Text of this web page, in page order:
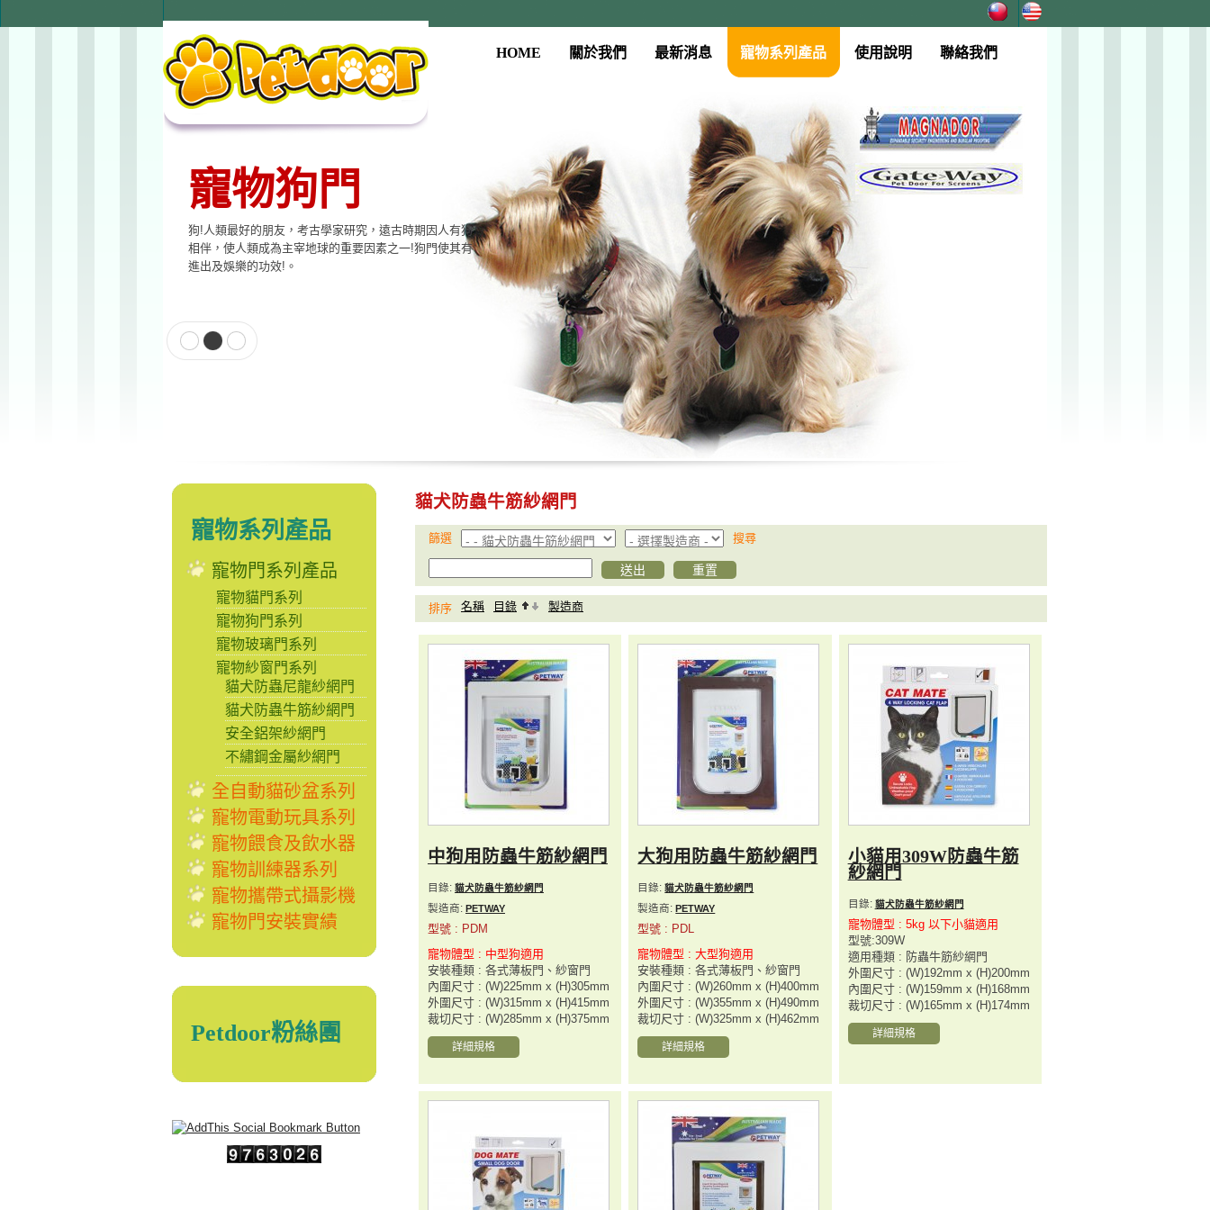
HOME 關於我們 最新消息 寵物系列產品 使用說明 聯絡我們
寵物狗門
狗!人類最好的朋友，考古學家研究，遠古時期因人有狗
相伴，使人類成為主宰地球的重要因素之一!狗門使其有
進出及娛樂的功效!。
寵物用品系列
本公司提供寵物專用相關產品，貓門、狗門、餵食器、
飲水器、寵物專用電子產品…等至尊的品質，大眾的價
格適合各種寵物使用。
寵物系列產品
寵物門系列產品
寵物貓門系列
寵物狗門系列
寵物玻璃門系列
寵物紗窗門系列
貓犬防蟲尼龍紗網門
貓犬防蟲牛筋紗網門
安全鋁架紗網門
不繡鋼金屬紗網門
全自動貓砂盆系列
寵物電動玩具系列
寵物餵食及飲水器
寵物訓練器系列
寵物攜帶式攝影機
寵物門安裝實績
Petdoor粉絲團
貓犬防蟲牛筋紗網門
篩選 搜尋
排序 名稱 目錄 製造商
中狗用防蟲牛筋紗網門
目錄: 貓犬防蟲牛筋紗網門
製造商: PETWAY
型號 : PDM
寵物體型 : 中型狗適用
安裝種類 : 各式薄板門、紗窗門
內圍尺寸 : (W)225mm x (H)305mm
外圍尺寸 : (W)315mm x (H)415mm
裁切尺寸 : (W)285mm x (H)375mm
詳細規格
大狗用防蟲牛筋紗網門
目錄:貓犬防蟲牛筋紗網門
製造商:PETWAY
型號 : PDL
寵物體型 : 大型狗適用
安裝種類 : 各式薄板門、紗窗門
內圍尺寸 : (W)260mm x (H)400mm
外圍尺寸 : (W)355mm x (H)490mm
裁切尺寸 : (W)325mm x (H)462mm
詳細規格
小貓用309W防蟲牛筋
紗網門
目錄: 貓犬防蟲牛筋紗網門
寵物體型 : 5kg 以下小貓適用
型號:309W
適用種類 : 防蟲牛筋紗網門
外圍尺寸 : (W)192mm x (H)200mm
內圍尺寸 : (W)159mm x (H)168mm
裁切尺寸 : (W)165mm x (H)174mm
詳細規格